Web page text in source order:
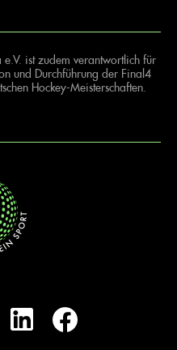
e.V. ist zudem verantwortlich für
und Durchführung der Final4
Hockey-Meisterschaften.